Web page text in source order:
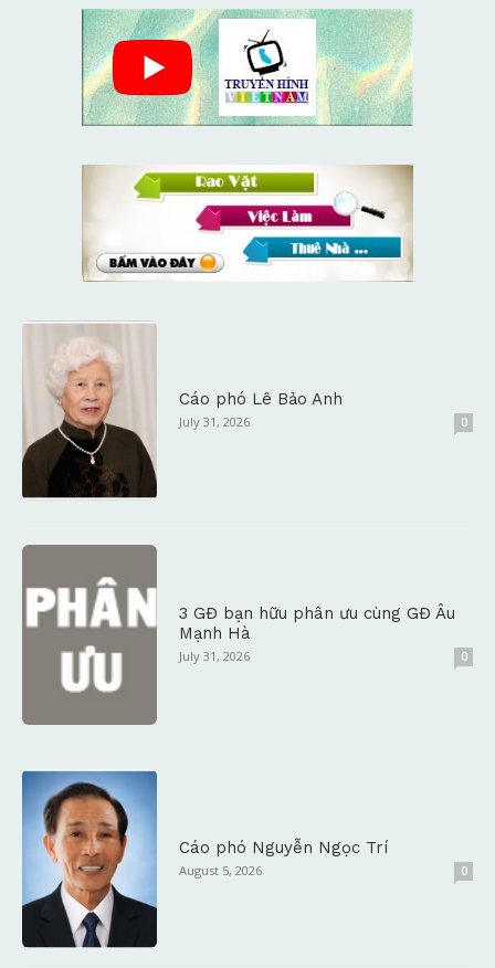
Cáo phó Lê Bảo Anh
July 31, 2026 0
3 GĐ bạn hữu phân ưu cùng GĐ Âu
Mạnh Hà
July 31, 2026 0
Cáo phó Nguyễn Ngọc Trí
August 5, 2026 0